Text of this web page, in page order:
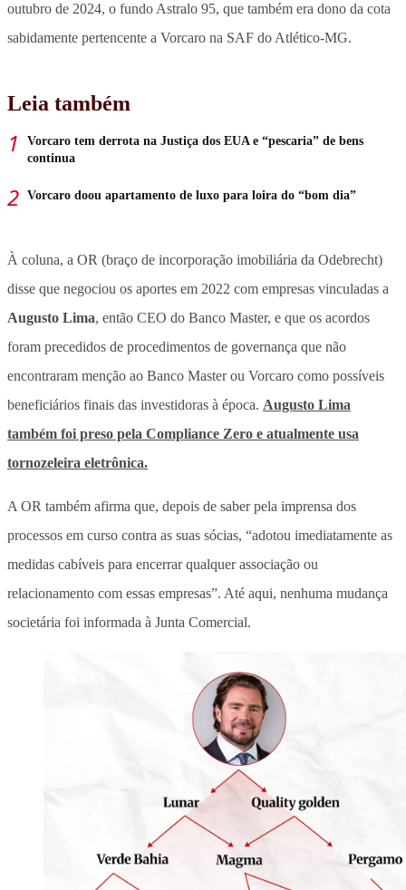
outubro de 2024, o fundo Astralo 95, que também era dono da cota
sabidamente pertencente a Vorcaro na SAF do Atlético-MG.
Leia também
Vorcaro tem derrota na Justiça dos EUA e “pescaria” de bens
continua
Vorcaro doou apartamento de luxo para loira do “bom dia”
À coluna, a OR (braço de incorporação imobiliária da Odebrecht)
disse que negociou os aportes em 2022 com empresas vinculadas a
Augusto Lima, então CEO do Banco Master, e que os acordos
foram precedidos de procedimentos de governança que não
encontraram menção ao Banco Master ou Vorcaro como possíveis
beneficiários finais das investidoras à época. Augusto Lima
também foi preso pela Compliance Zero e atualmente usa
tornozeleira eletrônica.
A OR também afirma que, depois de saber pela imprensa dos
processos em curso contra as suas sócias, “adotou imediatamente as
medidas cabíveis para encerrar qualquer associação ou
relacionamento com essas empresas”. Até aqui, nenhuma mudança
societária foi informada à Junta Comercial.